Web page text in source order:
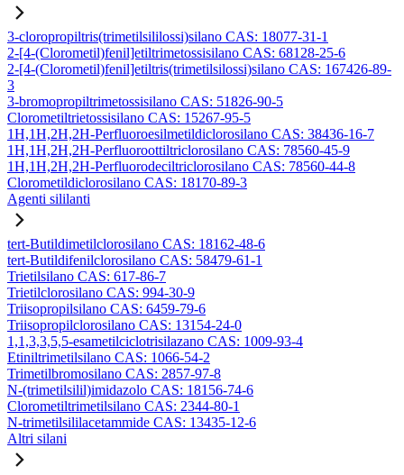
3-cloropropiltris(trimetilsililossi)silano CAS: 18077-31-1
2-[4-(Clorometil)fenil]etiltrimetossisilano CAS: 68128-25-6
2-[4-(Clorometil)fenil]etiltris(trimetilsilossi)silano CAS: 167426-89-
3
3-bromopropiltrimetossisilano CAS: 51826-90-5
Clorometiltrietossisilano CAS: 15267-95-5
1H,1H,2H,2H-Perfluoroesilmetildiclorosilano CAS: 38436-16-7
1H,1H,2H,2H-Perfluoroottiltriclorosilano CAS: 78560-45-9
1H,1H,2H,2H-Perfluorodeciltriclorosilano CAS: 78560-44-8
Clorometildiclorosilano CAS: 18170-89-3
Agenti sililanti
tert-Butildimetilclorosilano CAS: 18162-48-6
tert-Butildifenilclorosilano CAS: 58479-61-1
Trietilsilano CAS: 617-86-7
Trietilclorosilano CAS: 994-30-9
Triisopropilsilano CAS: 6459-79-6
Triisopropilclorosilano CAS: 13154-24-0
1,1,3,3,5,5-esametilciclotrisilazano CAS: 1009-93-4
Etiniltrimetilsilano CAS: 1066-54-2
Trimetilbromosilano CAS: 2857-97-8
N-(trimetilsilil)imidazolo CAS: 18156-74-6
Clorometiltrimetilsilano CAS: 2344-80-1
N-trimetilsililacetammide CAS: 13435-12-6
Altri silani